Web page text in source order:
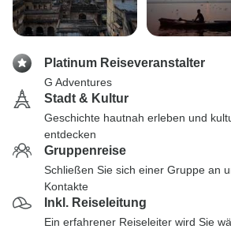
Platinum Reiseveranstalter
G Adventures
Stadt & Kultur
Geschichte hautnah erleben und
entdecken
Gruppenreise
Schließen Sie sich einer Gruppe an
Kontakte
Inkl. Reiseleitung
Ein erfahrener Reiseleiter wird Sie